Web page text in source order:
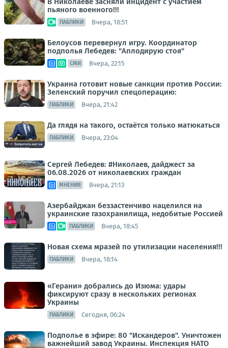
пьяного военного!!!
ПАБЛИКИ Вчера, 18:51
Белоусов перевернул игру. Координатор
подполья Лебедев: "Аплодирую стоя"
СМИ Вчера, 22:15
Украина готовит новые санкции против России:
Зеленский поручил спецоперацию:
ПАБЛИКИ Вчера, 21:42
Да глядя на такого, остаётся только матюкаться
ПАБЛИКИ Вчера, 23:04
Сергей Лебедев: #Николаев, дайджест за
06.08.2026 от николаевских граждан
МНЕНИЯ Вчера, 21:13
Азербайджан беззастенчиво нацелился на
украинские газохранилища, недобитые Россией
ПАБЛИКИ Вчера, 18:45
Новая схема мразей по утилизации населения!!!
ПАБЛИКИ Вчера, 18:14
«Герани» добрались до Изюма: удары
фиксируют сразу в нескольких регионах
Украины
ПАБЛИКИ Сегодня, 06:24
Подполье в эфире: 80 "Искандеров". Уничтожен
важнейший завод Украины. Инспекция НАТО